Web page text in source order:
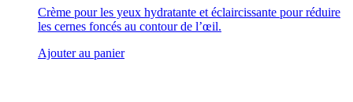
Crème pour les yeux hydratante et éclaircissante pour réduire
les cernes foncés au contour de l’œil.
Ajouter au panier